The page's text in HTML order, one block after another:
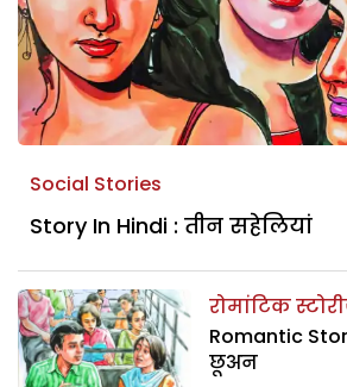
Social Stories
Story In Hindi : तीन सहेलियां
रोमांटिक
Romantic
छूअन